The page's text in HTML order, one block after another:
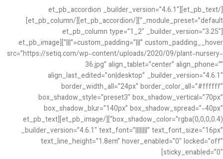
[/et_pb_text][et_pb_accordion _builder_version=”4.6.1″
_module_preset=”default”][/et_pb_accordion][/et_pb_column]
[et_pb_column type=”1_2″ _builder_version=”3.25″
custom_padding=”|||” custom_padding__hover=”|||”][et_pb_image
src=”https://setiq.com/wp-content/uploads/2020/09/plant-nursery-
36.jpg” align_tablet=”center” align_phone=””
align_last_edited=”on|desktop” _builder_version=”4.6.1″
border_width_all=”24px” border_color_all=”#ffffff”
box_shadow_style=”preset3″ box_shadow_vertical=”70px”
box_shadow_blur=”140px” box_shadow_spread=”-40px”
box_shadow_color=”rgba(0,0,0,0.4)”][/et_pb_image][et_pb_text
_builder_version=”4.6.1″ text_font=”||||||||” text_font_size=”16px”
text_line_height=”1.8em” hover_enabled=”0″ locked=”off”
sticky_enabled=”0″]